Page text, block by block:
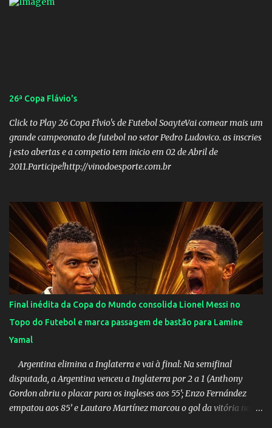
26ª Copa Flávio's
Click to Play 26 Copa Flvio's de Futebol SoayteVai comear mais um
grande campeonato de futebol no setor Pedro Ludovico. as inscries
j esto abertas e a competio tem inicio em 02 de Abril de
2011.Participe!http://vinodoesporte.com.br
Final inédita da Copa do Mundo consolida Lionel Messi no
Topo do Futebol e marca passagem de bastão para Lamine
Yamal
Argentina elimina a Inglaterra e vai à final: Na semifinal
disputada, a Argentina venceu a Inglaterra por 2 a 1 (Anthony
Gordon abriu o placar para os ingleses aos 55’; Enzo Fernández
empatou aos 85’ e Lautaro Martínez marcou o gol da vitória nos